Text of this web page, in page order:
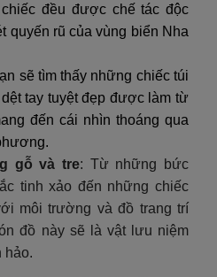
đều được chế tác độc
quyến rũ của vùng biển Nha
sẽ tìm thấy những chiếc túi
tay tuyệt đẹp được làm từ
đến cái nhìn thoáng qua
gỗ và tre: Từ những bức
tinh xảo đến những chiếc
môi trường và đồ trang trí
đồ này sẽ là vật lưu niệm
hảo.